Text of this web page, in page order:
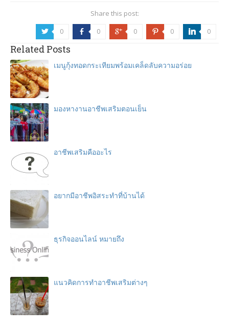
Share this post:
a 0 b 0 c 0 d 0 j 0
Related Posts
เมนูกุ้งทอดกระเทียมพร้อมเคล็ดลับความอร่อย
มองหางานอาชีพเสริมตอนเย็น
อาชีพเสริมคืออะไร
อยากมีอาชีพอิสระทําที่บ้านได้
ธุรกิจออนไลน์ หมายถึง
แนวคิดการทำอาชีพเสริมต่างๆ